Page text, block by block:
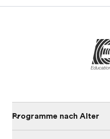
Programme nach Alter